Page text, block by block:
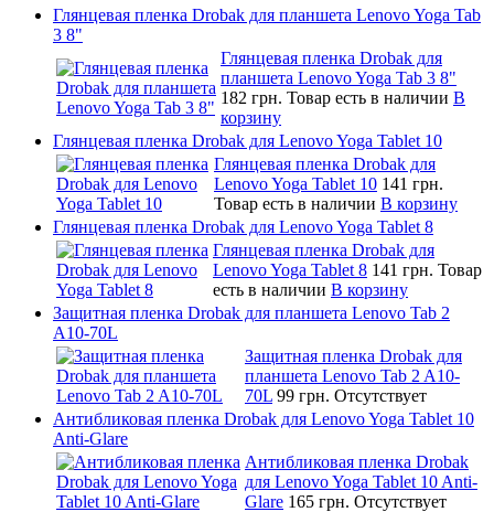
Глянцевая пленка Drobak для планшета Lenovo Yoga Tab
3 8"
Глянцевая пленка Drobak для
планшета Lenovo Yoga Tab 3 8"
182 грн. Товар есть в наличии В
корзину
Глянцевая пленка Drobak для Lenovo Yoga Tablet 10
Глянцевая пленка Drobak для
Lenovo Yoga Tablet 10 141 грн.
Товар есть в наличии В корзину
Глянцевая пленка Drobak для Lenovo Yoga Tablet 8
Глянцевая пленка Drobak для
Lenovo Yoga Tablet 8 141 грн. Товар
есть в наличии В корзину
Защитная пленка Drobak для планшета Lenovo Tab 2
A10-70L
Защитная пленка Drobak для
планшета Lenovo Tab 2 A10-
70L 99 грн. Отсутствует
Антибликовая пленка Drobak для Lenovo Yoga Tablet 10
Anti-Glare
Антибликовая пленка Drobak
для Lenovo Yoga Tablet 10 Anti-
Glare 165 грн. Отсутствует